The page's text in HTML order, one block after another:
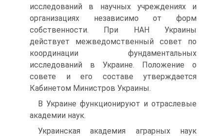
исследований в научных учреждениях и
организациях независимо от форм
собственности. При НАН Украины
действует межведомственный совет по
координации фундаментальных
исследований в Украине. Положение о
совете и его составе утверждается
Кабинетом Министров Украины.
В Украине функционируют и отраслевые
академии наук.
Украинская академия аграрных наук